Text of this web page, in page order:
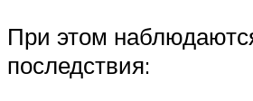
При этом
последствия: